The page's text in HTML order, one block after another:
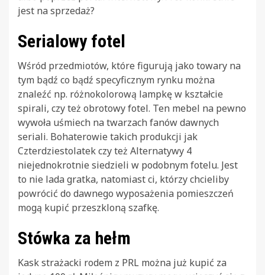
jest na sprzedaż?
Serialowy fotel
Wśród przedmiotów, które figurują jako towary na
tym bądź co bądź specyficznym rynku można
znaleźć np. różnokolorową lampkę w kształcie
spirali, czy też obrotowy fotel. Ten mebel na pewno
wywoła uśmiech na twarzach fanów dawnych
seriali. Bohaterowie takich produkcji jak
Czterdziestolatek czy też Alternatywy 4
niejednokrotnie siedzieli w podobnym fotelu. Jest
to nie lada gratka, natomiast ci, którzy chcieliby
powrócić do dawnego wyposażenia pomieszczeń
mogą kupić przeszkloną szafkę.
Stówka za hełm
Kask strażacki rodem z PRL można już kupić za